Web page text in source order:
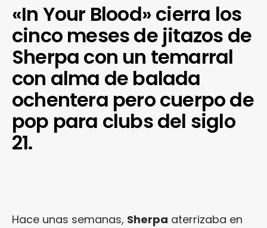
«In Your Blood» cierra los
cinco meses de jitazos de
Sherpa con un temarral
con alma de balada
ochentera pero cuerpo de
pop para clubs del siglo
21.
Hace unas semanas, Sherpa aterrizaba en